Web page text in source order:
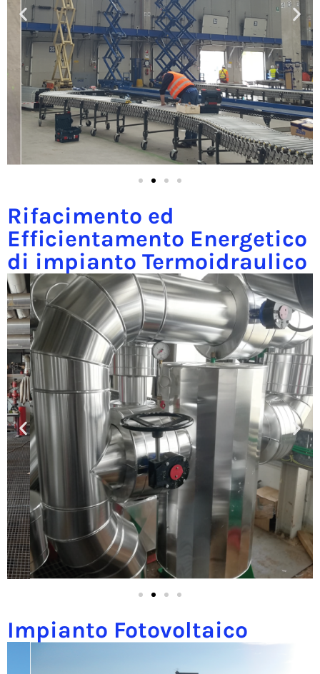
Rifacimento ed
Efficientamento Energetico
di impianto Termoidraulico
Impianto Fotovoltaico